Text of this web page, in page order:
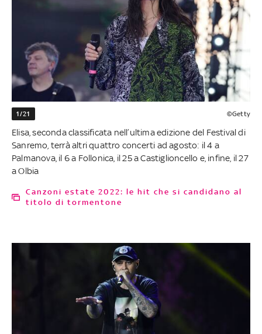
1/21 ©Getty
Elisa, seconda classificata nell’ultima edizione del Festival di
Sanremo, terrà altri quattro concerti ad agosto: il 4 a
Palmanova, il 6 a Follonica, il 25 a Castiglioncello e, infine, il 27
a Olbia
Canzoni estate 2022: le hit che si candidano al
titolo di tormentone